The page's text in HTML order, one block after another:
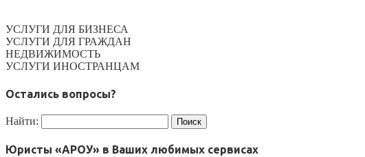
УСЛУГИ ДЛЯ БИЗНЕСА
УСЛУГИ ДЛЯ ГРАЖДАН
НЕДВИЖИМОСТЬ
УСЛУГИ ИНОСТРАНЦАМ
Остались вопросы?
Найти:
Юристы «АРОУ» в Ваших любимых сервисах